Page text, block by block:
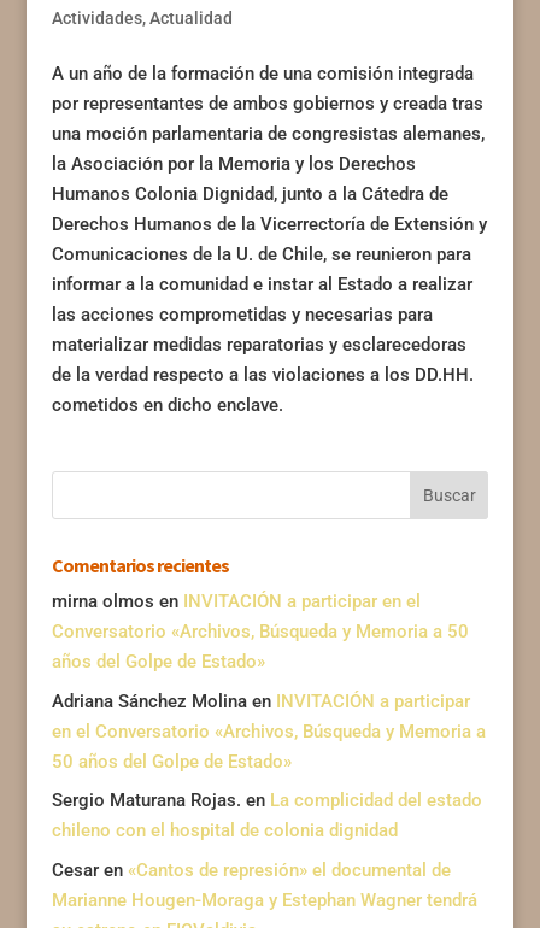
Actividades,Actualidad
A un año de la formación de una comisión integrada
por representantes de ambos gobiernos y creada tras
una moción parlamentaria de congresistas alemanes,
la Asociación por la Memoria y los Derechos
Humanos Colonia Dignidad, junto a la Cátedra de
Derechos Humanos de la Vicerrectoría de Extensión y
Comunicaciones de la U. de Chile, se reunieron para
informar a la comunidad e instar al Estado a realizar
las acciones comprometidas y necesarias para
materializar medidas reparatorias y esclarecedoras
de la verdad respecto a las violaciones a los DD.HH.
cometidos en dicho enclave.
Comentarios recientes
mirna olmos en INVITACIÓN a participar en el
Conversatorio «Archivos, Búsqueda y Memoria a 50
años del Golpe de Estado»
Adriana Sánchez Molinaen INVITACIÓN a participar
en el Conversatorio «Archivos, Búsqueda y Memoria a
50 años del Golpe de Estado»
Sergio Maturana Rojas. en La complicidad del estado
chileno con el hospital de colonia dignidad
Cesaren «Cantos de represión» el documental de
Marianne Hougen-Moraga y Estephan Wagner tendrá